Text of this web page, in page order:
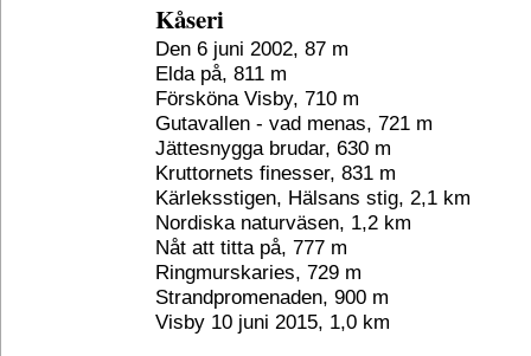
Kåseri
Den 6 juni 2002, 87 m
Elda på, 811 m
Försköna Visby, 710 m
Gutavallen - vad menas, 721 m
Jättesnygga brudar, 630 m
Kruttornets finesser, 831 m
Kärleksstigen, Hälsans stig, 2,1 km
Nordiska naturväsen, 1,2 km
Nåt att titta på, 777 m
Ringmurskaries, 729 m
Strandpromenaden, 900 m
Visby 10 juni 2015, 1,0 km